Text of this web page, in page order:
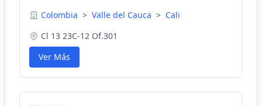
Colombia > Valle del Cauca > Cali
Cl 13 23C-12 Of.301
Ver Más